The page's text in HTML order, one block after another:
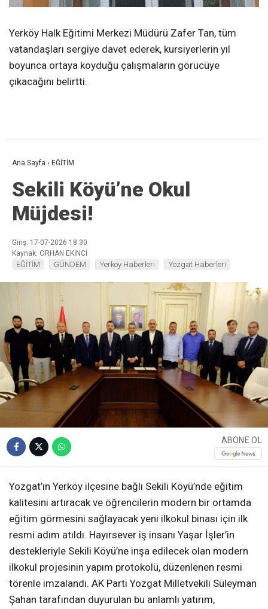
Yerköy Halk Eğitimi Merkezi Müdürü Zafer Tan, tüm
vatandaşları sergiye davet ederek, kursiyerlerin yıl
boyunca ortaya koyduğu çalışmaların görücüye
çıkacağını belirtti.
Ana Sayfa › EĞİTİM
Sekili Köyü’ne Okul
Müjdesi!
Giriş: 17-07-2026 18:30
Kaynak: ORHAN EKİNCİ
EĞİTİM GÜNDEM Yerköy Haberleri Yozgat Haberleri
ABONE OL
Yozgat’ın Yerköy ilçesine bağlı Sekili Köyü’nde eğitim
kalitesini artıracak ve öğrencilerin modern bir ortamda
eğitim görmesini sağlayacak yeni ilkokul binası için ilk
resmi adım atıldı. Hayırsever iş insanı Yaşar İşler’in
destekleriyle Sekili Köyü’ne inşa edilecek olan modern
ilkokul projesinin yapım protokolü, düzenlenen resmi
törenle imzalandı. AK Parti Yozgat Milletvekili Süleyman
Şahan tarafından duyurulan bu anlamlı yatırım,